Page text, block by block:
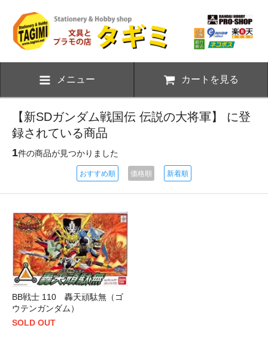
メニュー カートを見る
【新SDガンダム戦国伝 伝説の大将軍】 に登
録されている商品
1件の商品が見つかりました
おすすめ順 価格順 新着順
BB戦士 110 轟天頑駄無（ゴ
ウテンガンダム）
SOLD OUT